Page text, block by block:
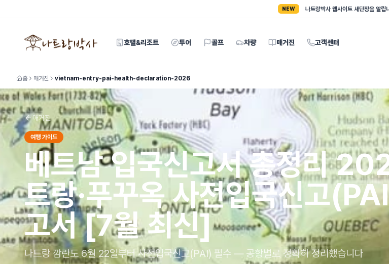
NEW 나트랑박사 웹사이트 새단장을 알립
호텔&리조트 투어 골프 차량 매거진 고객센터
홈 매거진 vietnam-entry-pai-health-declaration-2026
매거진
여행 가이드
베트남 입국신고서 총정리
트랑·푸꾸옥 사전입국신고
고서 [7월 최신]
나트랑 깜란도 6월 22일부터 사전입국신고(PAI) 필수 — 공항별로 정확히 정리했습니다